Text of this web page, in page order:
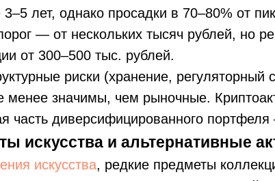
3–5 лет, однако просадки в 70–80% от
— от нескольких тысяч рублей, но
от 300–500 тыс. рублей.
риски (хранение, регуляторный
менее значимы, чем рыночные.
часть диверсифицированного
искусства и альтернативные
искусства, редкие предметы